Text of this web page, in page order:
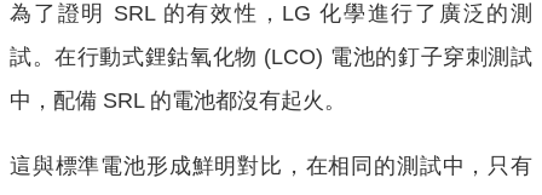
為了證明 SRL 的有效性，LG 化學進行了廣泛的測
試。在行動式鋰鈷氧化物 (LCO) 電池的釘子穿刺測試
中，配備 SRL 的電池都沒有起火。
這與標準電池形成鮮明對比，在相同的測試中，只有